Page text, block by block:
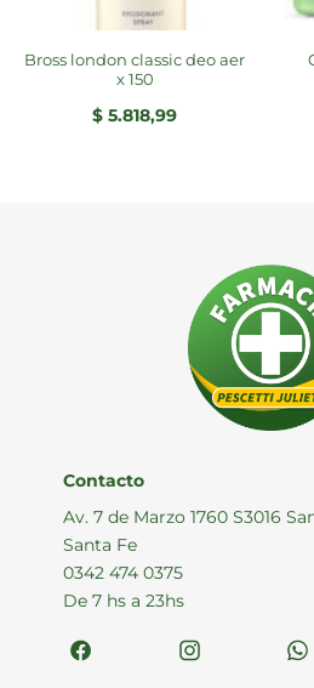
bross london classic deo aer
x 150
$ 5.818,99
Contacto
Av. 7 de Marzo 1760 S3016
Santa Fe
0342 474 0375
De 7 hs a 23hs